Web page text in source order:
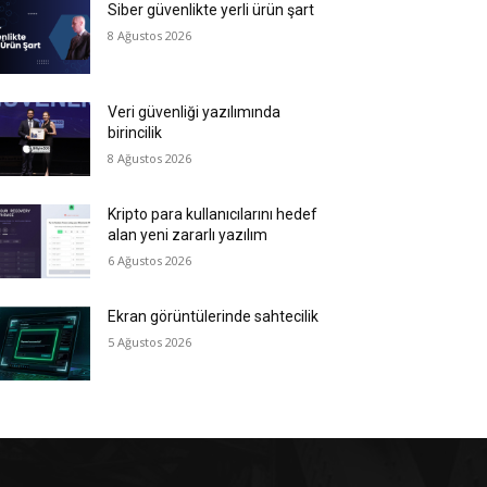
Siber güvenlikte yerli ürün şart
8 Ağustos 2026
Veri güvenliği yazılımında
birincilik
8 Ağustos 2026
Kripto para kullanıcılarını hedef
alan yeni zararlı yazılım
6 Ağustos 2026
Ekran görüntülerinde sahtecilik
5 Ağustos 2026